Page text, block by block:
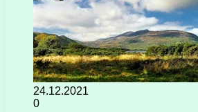
24.12.2021
0